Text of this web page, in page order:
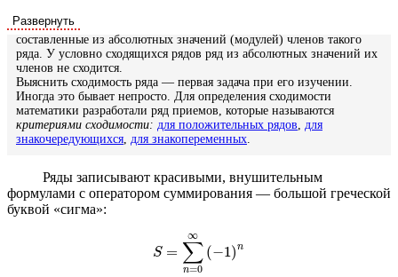
расходится. У абсолютно сходящихся рядов сходятся также ряды,
составленные из абсолютных значений (модулей) членов такого
ряда. У условно сходящихся рядов ряд из абсолютных значений их
членов не сходится.
Выяснить сходимость ряда — первая задача при его изучении.
Иногда это бывает непросто. Для определения сходимости
математики разработали ряд приемов, которые называются
критериями сходимости: для положительных рядов, для
знакочередующихся, для знакопеременных.
Ряды записывают красивыми, внушительным
формулами с оператором суммирования — большой греческой
буквой «сигма»:
S = ∑
n=0
∞
(−1)n
S=∑n= 0∞-1n
по определению. Он даже не условно сходящийся: у частичных сумм
этого ряда отсутствует предел. А ряд, составленный из абсолютных
значений членов ряда — т.е. сумма бесконечного числа единиц —
расходится.